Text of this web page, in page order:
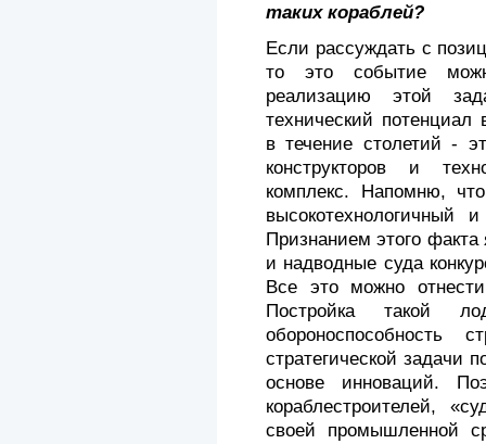
таких кораблей?
Если рассуждать с
то это событие
реализацию этой
технический потенциал
в течение столетий -
кон­структоров и
комплекс. Напомню,
высокотехнологичный
Признанием этого
и надводные суда
Все это можно
Постройка такой
стратегической задачи
основе инноваций.
кораблестроителей,
своей промышленной